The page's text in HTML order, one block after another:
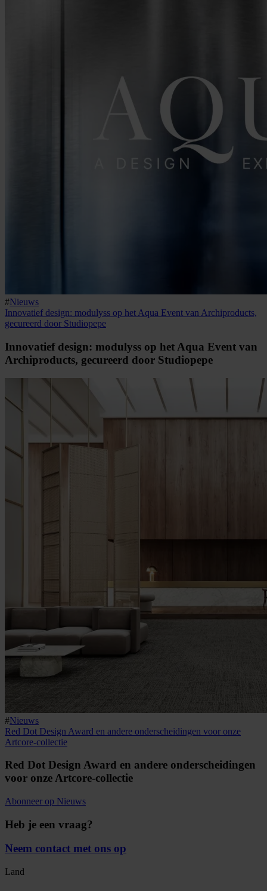
#Nieuws
Innovatief design: modulyss op het Aqua Event van Archiproducts,
gecureerd door Studiopepe
Innovatief design: modulyss op het Aqua Event van
Archiproducts, gecureerd door Studiopepe
#Nieuws
Red Dot Design Award en andere onderscheidingen voor onze
Artcore-collectie
Red Dot Design Award en andere onderscheidingen
voor onze Artcore-collectie
Abonneer op Nieuws
Heb je een vraag?
Neem contact met ons op
Land